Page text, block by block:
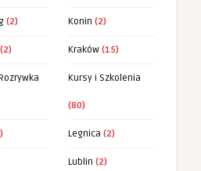
(2) Konin (2)
(2) Kraków (15)
Kursy i Szkolenia
(80)
Legnica (2)
Lublin (2)